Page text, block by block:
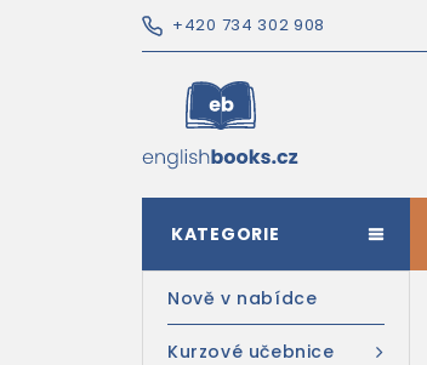
+420 734 302 908
KATEGORIE
Nově v nabídce
Kurzové učebnice